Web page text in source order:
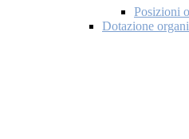
Posizioni
Dotazione